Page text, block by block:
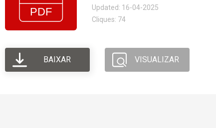
Updated: 16-04-2025
Cliques: 74
BAIXAR VISUALIZAR